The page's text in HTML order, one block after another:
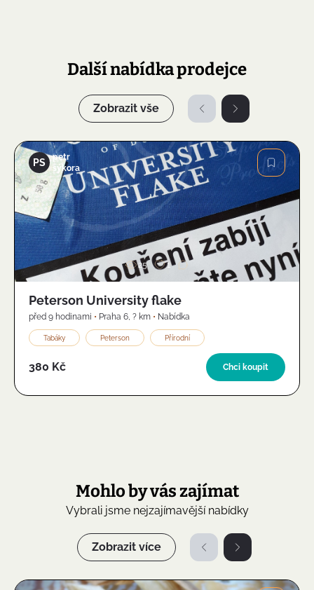
Další nabídka prodejce
Zobrazit vše
Obrázek
PS
petr
sýkora
25 1
Peterson University flake
před 9 hodinami • Praha 6, ? km • Nabídka
Tabáky Peterson Přírodní
380 Kč Chci koupit
Mohlo by vás zajímat
Vybrali jsme nejzajímavější nabídky
Zobrazit více